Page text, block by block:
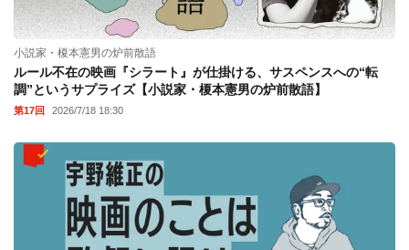
小説家・榎本憲男の炉前散語
ルール不在の映画『シラート』が仕掛ける、サスペンスへの“転
調”というサプライズ【小説家・榎本憲男の炉前散語】
第17回 2026/7/18 18:30